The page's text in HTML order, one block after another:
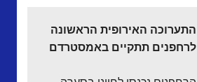
התערוכה האירופית הראשונה
לרחפנים תתקיים באמסטרדם